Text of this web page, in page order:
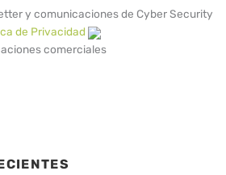
y comunicaciones de Cyber Security
de Privacidad
comerciales